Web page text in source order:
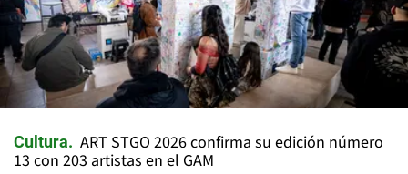
Cultura
ART STGO 2026 confirma su edición número
13 con 203 artistas en el GAM